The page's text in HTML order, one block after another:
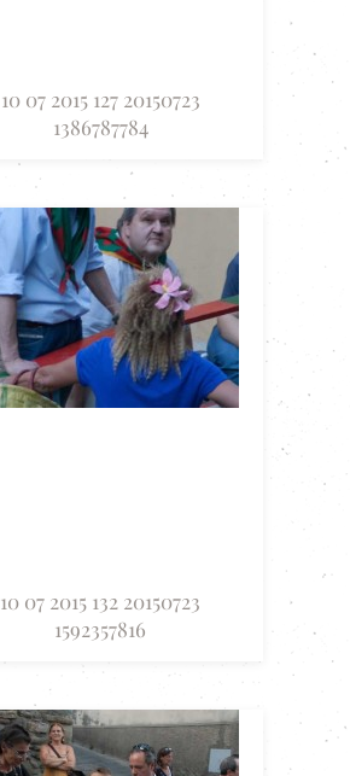
10 07 2015 127 20150723
1386787784
10 07 2015 132 20150723
1592357816